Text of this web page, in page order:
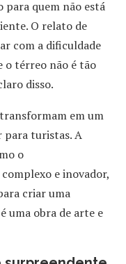
para quem não está
O relato de
com a dificuldade
o térreo não é tão
disso.
em um
para turistas. A
o
e inovador,
criar uma
uma obra de arte e